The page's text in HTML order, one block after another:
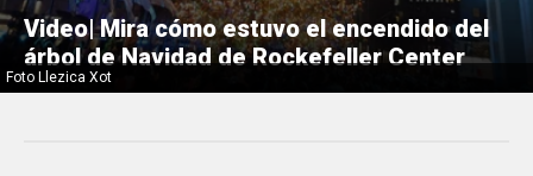
Foto Llezica Xot
Video| Mira cómo estuvo el encendido del
árbol de Navidad de Rockefeller Center